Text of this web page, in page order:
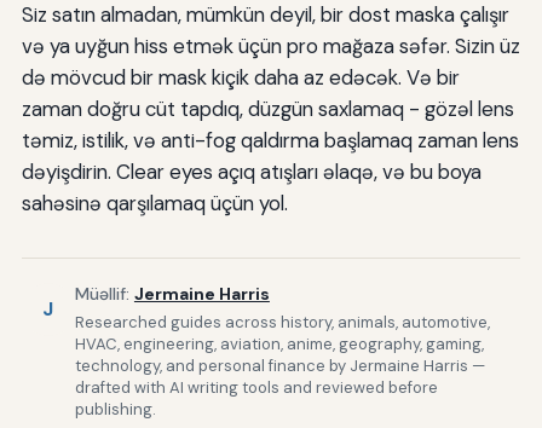
Siz satın almadan, mümkün deyil, bir dost maska çalışır
və ya uyğun hiss etmək üçün pro mağaza səfər. Sizin üz
də mövcud bir mask kiçik daha az edəcək. Və bir
zaman doğru cüt tapdıq, düzgün saxlamaq - gözəl lens
təmiz, istilik, və anti-fog qaldırma başlamaq zaman lens
dəyişdirin. Clear eyes açıq atışları əlaqə, və bu boya
sahəsinə qarşılamaq üçün yol.
J
Müəllif: Jermaine Harris
Researched guides across history, animals, automotive,
HVAC, engineering, aviation, anime, geography, gaming,
technology, and personal finance by Jermaine Harris —
drafted with AI writing tools and reviewed before
publishing.